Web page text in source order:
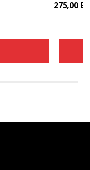
275,00